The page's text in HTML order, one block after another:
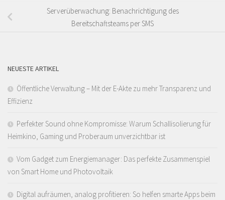
Serverüberwachung: Benachrichtigung des
Bereitschaftsteams per SMS
NEUESTE ARTIKEL
Öffentliche Verwaltung – Mit der E-Akte zu mehr Transparenz und
Effizienz
Perfekter Sound ohne Kompromisse: Warum Schallisolierung für
Heimkino, Gaming und Proberaum unverzichtbar ist
Vom Gadget zum Energiemanager: Das perfekte Zusammenspiel
von Smart Home und Photovoltaik
Digital aufräumen, analog profitieren: So helfen smarte Apps beim